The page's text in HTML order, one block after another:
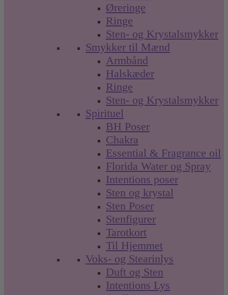
Øreringe
Ringe
Sten- og Krystalsmykker
Smykker til Mænd
Armbånd
Halskæder
Ringe
Sten- og Krystalsmykker
Spirituel
BH Poser
Chakra
Essential & Fragrance oil
Florida Water og Spray
Intentions poser
Sten og krystal
Sten Poser
Stenfigurer
Tarotkort
Til Hjemmet
Voks- og Stearinlys
Duft og Sten
Intentions Lys